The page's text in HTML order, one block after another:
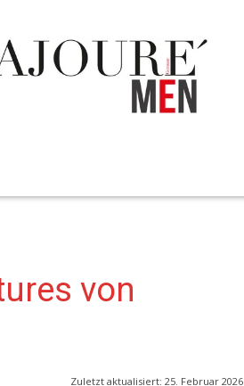
von
Zuletzt aktualisiert: 25. Februar 2026